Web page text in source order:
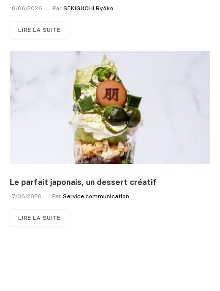
18/06/2026 Par SEKIGUCHI Ryôko
LIRE LA SUITE
Le parfait japonais, un dessert créatif
17/06/2026 Par Service communication
LIRE LA SUITE